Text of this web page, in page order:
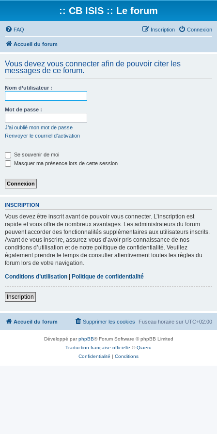
:: CB ISIS :: Le forum
FAQ Connexion
Inscription
Accueil du forum
Vous devez vous connecter afin de pouvoir citer les
messages de ce forum.
Nom d’utilisateur :
Mot de passe :
J’ai oublié mon mot de passe
Renvoyer le courriel d’activation
Se souvenir de moi
Masquer ma présence lors de cette session
INSCRIPTION
Vous devez être inscrit avant de pouvoir vous connecter. L’inscription est
rapide et vous offre de nombreux avantages. Les administrateurs du forum
peuvent accorder des fonctionnalités supplémentaires aux utilisateurs inscrits.
Avant de vous inscrire, assurez-vous d’avoir pris connaissance de nos
conditions d’utilisation et de notre politique de confidentialité. Veuillez
également prendre le temps de consulter attentivement toutes les règles du
forum lors de votre navigation.
Conditions d’utilisation | Politique de confidentialité
Inscription
Accueil du forum Fuseau horaire sur UTC+02:00
Supprimer les cookies
Développé parphpBB® Forum Software © phpBB Limited
Traduction française officielle ©Qiaeru
Confidentialité | Conditions